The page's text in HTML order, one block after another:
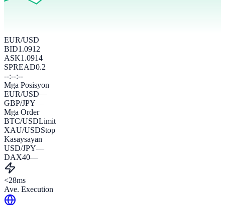
EUR/USD
BID1.0912
ASK1.0914
SPREAD0.2
--:--:--
Mga Posisyon
EUR/USD—
GBP/JPY—
Mga Order
BTC/USDLimit
XAU/USDStop
Kasaysayan
USD/JPY—
DAX40—
<28ms
Ave. Execution